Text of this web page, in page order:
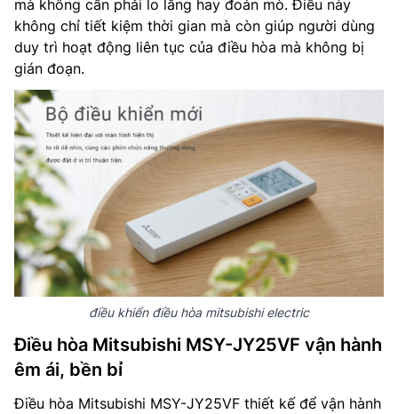
mà không cần phải lo lắng hay đoán mò. Điều này
không chỉ tiết kiệm thời gian mà còn giúp người dùng
duy trì hoạt động liên tục của điều hòa mà không bị
gián đoạn.
điều khiển điều hòa mitsubishi electric
Điều hòa Mitsubishi MSY-JY25VF vận hành
êm ái, bền bỉ
Điều hòa Mitsubishi MSY-JY25VF thiết kế để vận hành